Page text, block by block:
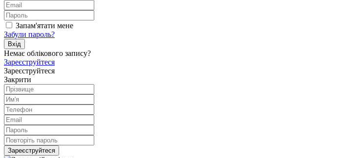
Запам'ятати мене
Забули пароль?
Вхiд
Немає облікового запису?
Зареєструйтеся
Зареєструйтеся
Закрити
Зареєструйтеся